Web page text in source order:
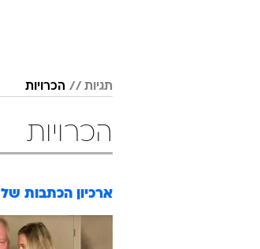
תגיות הכרויות
הכרויות
ארכיון הכתבות של